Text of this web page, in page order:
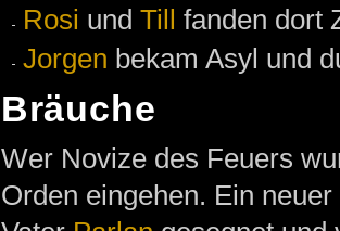
Rosi und Till fanden dort
Jorgen bekam Asyl und
Bräuche
Wer Novize des Feuers
Orden eingehen. Ein